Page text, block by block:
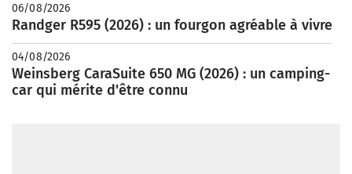
06/08/2026
Randger R595 (2026) : un fourgon agréable à vivre
04/08/2026
Weinsberg CaraSuite 650 MG (2026) : un camping-
car qui mérite d'être connu